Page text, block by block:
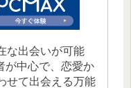
な出会いが可能
が中心で、恋愛か
せて出会える万能